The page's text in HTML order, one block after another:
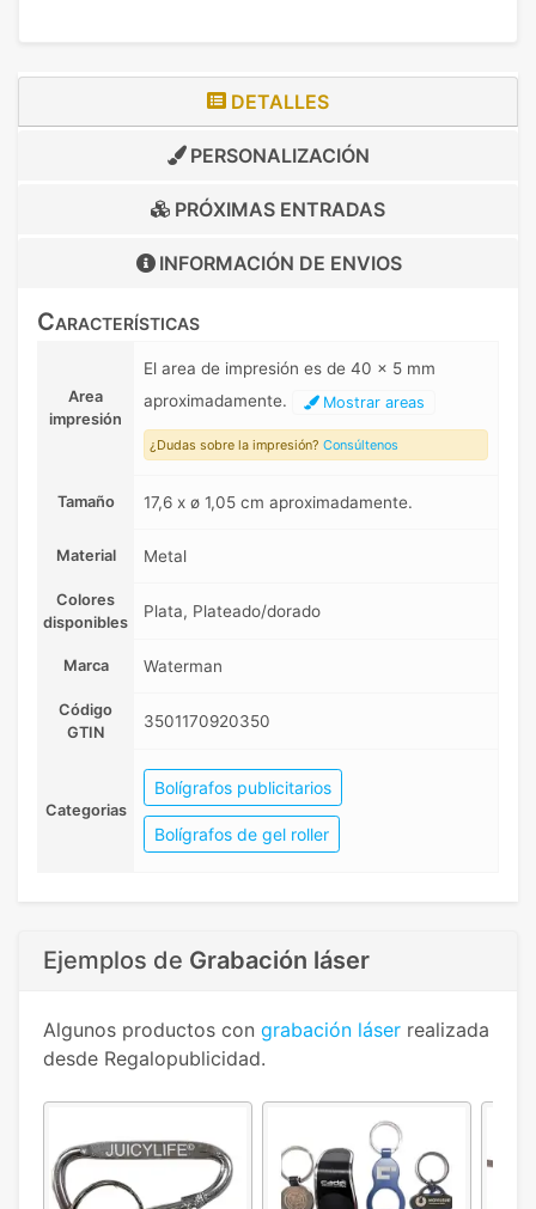
DETALLES
PERSONALIZACIÓN
PRÓXIMAS ENTRADAS
INFORMACIÓN DE ENVIOS
Características
Area
impresión
El area de impresión es de 40 x 5 mm
aproximadamente.
Mostrar areas
¿Dudas sobre la impresión? Consúltenos
Tamaño 17,6 x ø 1,05 cm aproximadamente.
Material Metal
Colores
disponibles
Plata, Plateado/dorado
Marca Waterman
Código
GTIN
3501170920350
Categorias
Bolígrafos publicitarios
Bolígrafos de gel roller
Ejemplos de Grabación láser
Algunos productos con grabación láser realizada
desde Regalopublicidad.